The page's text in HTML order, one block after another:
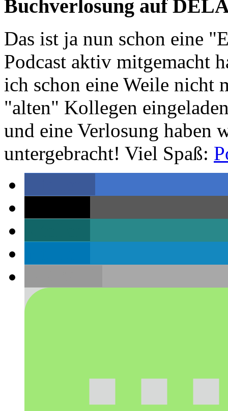
Buchverlosung auf
Das ist ja nun schon eine
Podcast aktiv mitgemacht
ich schon eine Weile nicht
"alten" Kollegen
und eine Verlosung haben
untergebracht! Viel Spaß: